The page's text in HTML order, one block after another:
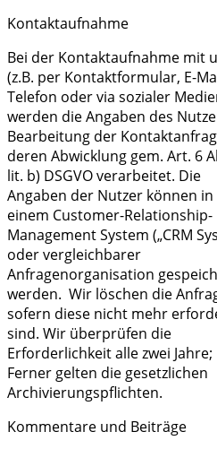
Kontaktaufnahme
Bei der Kontaktaufnahme mit
(z.B. per Kontaktformular, E-
Telefon oder via sozialer
werden die Angaben des
Bearbeitung der
deren Abwicklung gem. Art. 6
lit. b) DSGVO verarbeitet. Die
Angaben der Nutzer können in
einem Customer-Relationship-
Management System („CRM
oder vergleichbarer
Anfragenorganisation
werden. Wir löschen die
sofern diese nicht mehr
sind. Wir überprüfen die
Erforderlichkeit alle zwei Jahre;
Ferner gelten die gesetzlichen
Archivierungspflichten.
Kommentare und Beiträge